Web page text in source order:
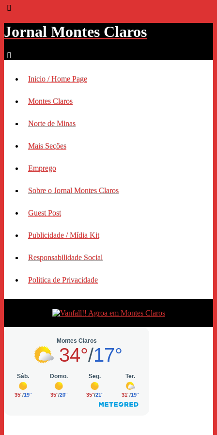
Jornal Montes Claros
Inicio / Home Page
Montes Claros
Norte de Minas
Mais Seções
Emprego
Sobre o Jornal Montes Claros
Guest Post
Publicidade / Mídia Kit
Responsabilidade Social
Politica de Privacidade